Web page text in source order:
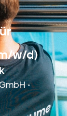
w/d)
•